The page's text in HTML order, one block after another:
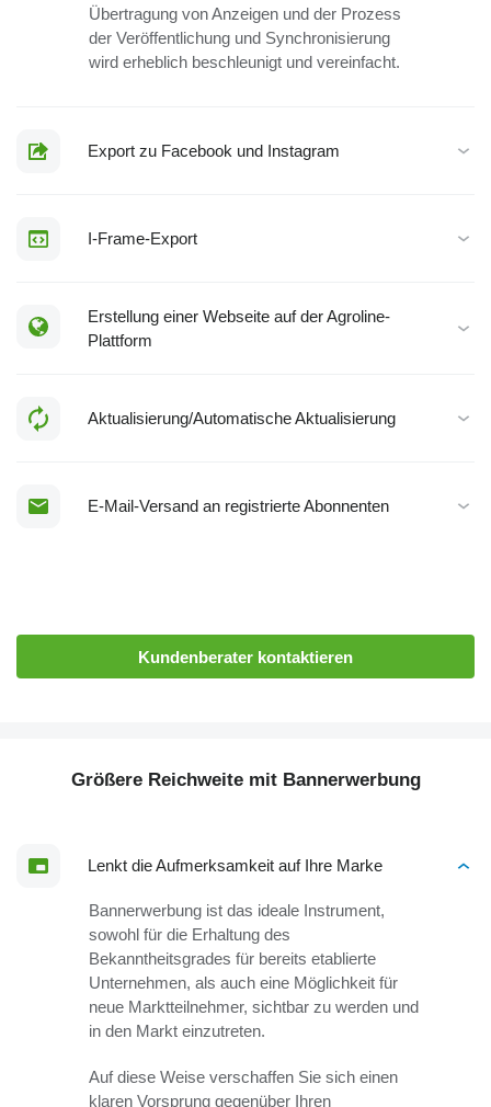
Übertragung von Anzeigen und der Prozess
der Veröffentlichung und Synchronisierung
wird erheblich beschleunigt und vereinfacht.
Export zu Facebook und Instagram
I-Frame-Export
Erstellung einer Webseite auf der Agroline-
Plattform
Aktualisierung/Automatische Aktualisierung
E-Mail-Versand an registrierte Abonnenten
Kundenberater kontaktieren
Größere Reichweite mit Bannerwerbung
Lenkt die Aufmerksamkeit auf Ihre Marke
Bannerwerbung ist das ideale Instrument,
sowohl für die Erhaltung des
Bekanntheitsgrades für bereits etablierte
Unternehmen, als auch eine Möglichkeit für
neue Marktteilnehmer, sichtbar zu werden und
in den Markt einzutreten.
Auf diese Weise verschaffen Sie sich einen
klaren Vorsprung gegenüber Ihren